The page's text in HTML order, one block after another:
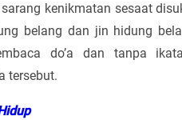
kenikmatan sesaat
belang dan jin hidung
do’a dan tanpa
tersebut.